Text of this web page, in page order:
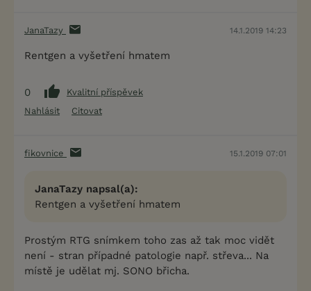
JanaTazy 14.1.2019 14:23
Rentgen a vyšetření hmatem
0
Kvalitní příspěvek
Nahlásit
Citovat
fikovnice 15.1.2019 07:01
JanaTazy napsal(a):
Rentgen a vyšetření hmatem
Prostým RTG snímkem toho zas až tak moc vidět
není - stran případné patologie např. střeva... Na
místě je udělat mj. SONO břicha.